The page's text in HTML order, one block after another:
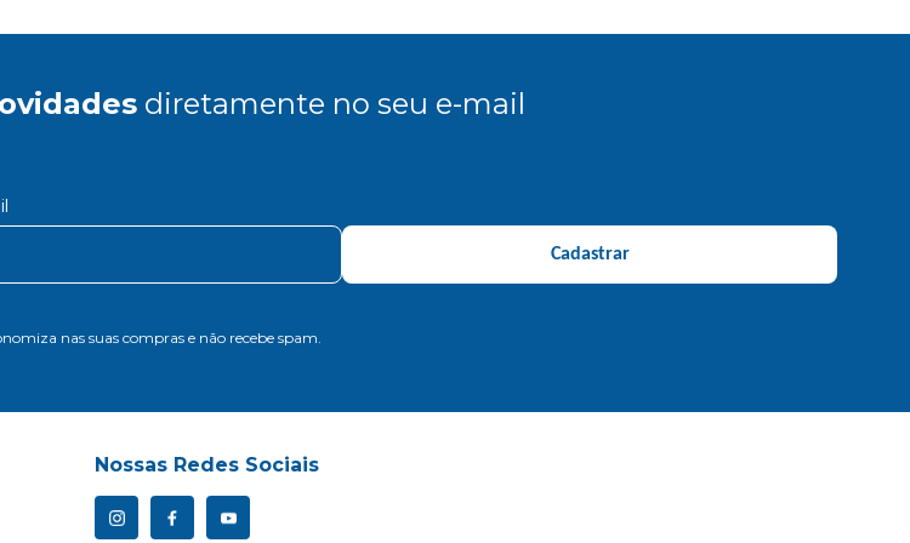
diretamente no seu e-mail
Cadastrar
nas suas compras e não recebe spam.
Nossas Redes Sociais